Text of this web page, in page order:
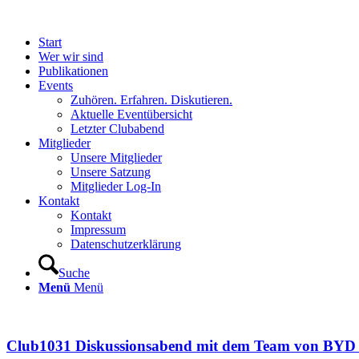
Start
Wer wir sind
Publikationen
Events
Zuhören. Erfahren. Diskutieren.
Aktuelle Eventübersicht
Letzter Clubabend
Mitglieder
Unsere Mitglieder
Unsere Satzung
Mitglieder Log-In
Kontakt
Kontakt
Impressum
Datenschutzerklärung
Suche
Menü Menü
Club1031 Diskussionsabend mit dem Team von BYD